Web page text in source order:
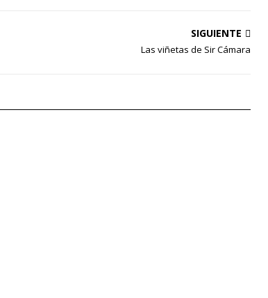
SIGUIENTE
Las viñetas de Sir Cámara